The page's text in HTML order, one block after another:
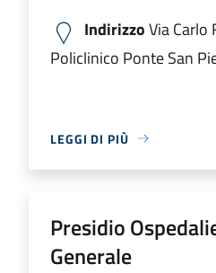
IndirizzoVia Carlo
Policlinico Ponte San
LEGGI DI PIÙ
Presidio
Generale